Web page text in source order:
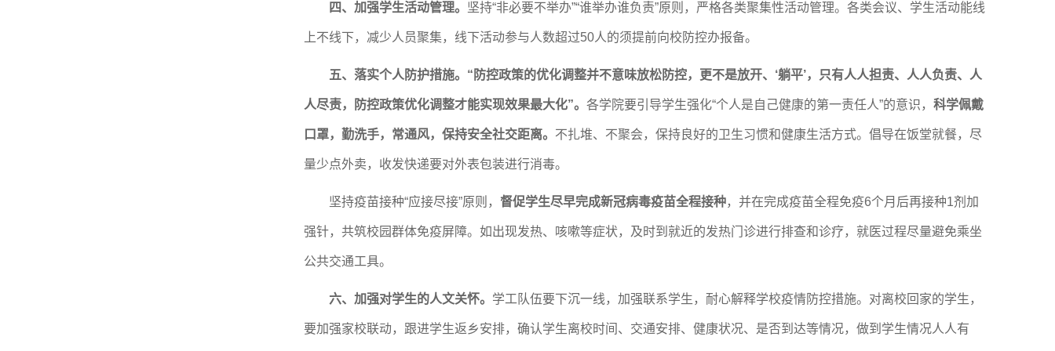
四、加强学生活动管理。 坚持“非必要不举办”“谁举办谁负责”原则，严格各类聚集性活动管理。各类会议、学生活动能线
上不线下，减少人员聚集，线下活动参与人数超过50人的须提前向校防控办报备。
五、落实个人防护措施。 “防控政策的优化调整并不意味放松防控，更不是放开、‘躺平’，只有人人担责、人人负责、人
人尽责，防控政策优化调整才能实现效果最大化”。 各学院要引导学生强化“个人是自己健康的第一责任人”的意识， 科学佩戴
口罩，勤洗手，常通风，保持安全社交距离。 不扎堆、不聚会，保持良好的卫生习惯和健康生活方式。倡导在饭堂就餐，尽
量少点外卖，收发快递要对外表包装进行消毒。
坚持疫苗接种“应接尽接”原则， 督促学生尽早完成新冠病毒疫苗全程接种，并在完成疫苗全程免疫6个月后再接种1剂加
强针，共筑校园群体免疫屏障。如出现发热、咳嗽等症状，及时到就近的发热门诊进行排查和诊疗，就医过程尽量避免乘坐
公共交通工具。
六、加强对学生的人文关怀。 学工队伍要下沉一线，加强联系学生，耐心解释学校疫情防控措施。对离校回家的学生，
要加强家校联动，跟进学生返乡安排，确认学生离校时间、交通安排、健康状况、是否到达等情况，做到学生情况人人有